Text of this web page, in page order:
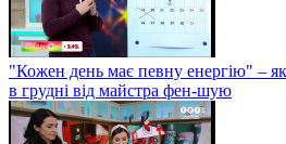
"Кожен день має певну енергію" –
в грудні від майстра фен-шую